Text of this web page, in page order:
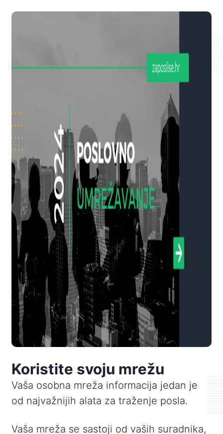
Koristite svoju mrežu
Vaša osobna mreža informacija jedan je
od najvažnijih alata za traženje posla.
Vaša mreža se sastoji od vaših suradnika,